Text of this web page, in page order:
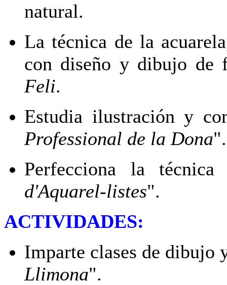
natural.
La técnica de la
con diseño y dibujo
Feli.
Estudia ilustración y
Professional de la Dona".
Perfecciona la
d'Aquarel-listes".
ACTIVIDADES:
Imparte clases de dibujo
Llimona".